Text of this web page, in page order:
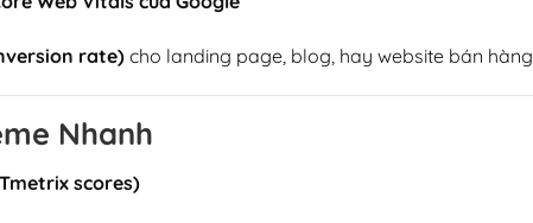
rate)cho landing page, blog, hay website bán hàng
Nhanh
scores)